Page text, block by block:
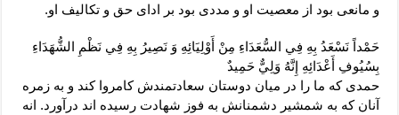
و مانعى بود از معصيت او و مددى بود بر اداى حق و تكاليف او.
حَمْداً نَسْعَدُ بِهِ فِي السُّعَدَاءِ مِنْ أَوْلِيَائِهِ وَ نَصِيرُ بِهِ فِي نَظْمِ الشُّهَدَاءِ
بِسُيُوفِ أَعْدَائِهِ إِنَّهُ وَلِيٌّ حَمِيدٌ
حمدى كه ما را در ميان دوستان سعادتمندش كامروا كند و به زمره
آنان كه به شمشير دشمنانش به فوز شهادت رسيده ‏اند درآورد. انه